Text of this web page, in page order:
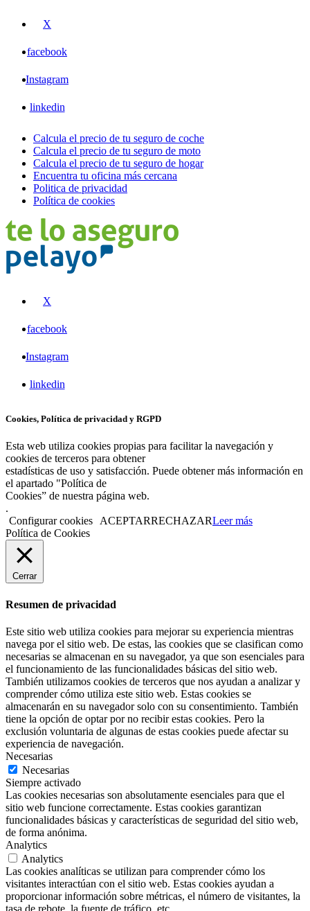
X
facebook
Instagram
linkedin
Calcula el precio de tu seguro de coche
Calcula el precio de tu seguro de moto
Calcula el precio de tu seguro de hogar
Encuentra tu oficina más cercana
Politica de privacidad
Política de cookies
X
facebook
Instagram
linkedin
Cookies, Política de privacidad y RGPD
Esta web utiliza cookies propias para facilitar la navegación y
cookies de terceros para obtener
estadísticas de uso y satisfacción. Puede obtener más información en
el apartado "Política de
Cookies” de nuestra página web.
.
Configurar cookies ACEPTARRECHAZARLeer más
Política de Cookies
Cerrar
Resumen de privacidad
Este sitio web utiliza cookies para mejorar su experiencia mientras
navega por el sitio web. De estas, las cookies que se clasifican como
necesarias se almacenan en su navegador, ya que son esenciales para
el funcionamiento de las funcionalidades básicas del sitio web.
También utilizamos cookies de terceros que nos ayudan a analizar y
comprender cómo utiliza este sitio web. Estas cookies se
almacenarán en su navegador solo con su consentimiento. También
tiene la opción de optar por no recibir estas cookies. Pero la
exclusión voluntaria de algunas de estas cookies puede afectar su
experiencia de navegación.
Necesarias
Necesarias
Siempre activado
Las cookies necesarias son absolutamente esenciales para que el
sitio web funcione correctamente. Estas cookies garantizan
funcionalidades básicas y características de seguridad del sitio web,
de forma anónima.
Analytics
Analytics
Las cookies analíticas se utilizan para comprender cómo los
visitantes interactúan con el sitio web. Estas cookies ayudan a
proporcionar información sobre métricas, el número de visitantes, la
tasa de rebote, la fuente de tráfico, etc.